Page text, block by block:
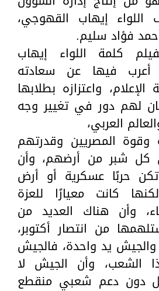
اللواء إيهاب القهوجي،
فؤاد سليم.
كلمة اللواء إيهاب
أعرب فيها عن سعادته
واعتزازه بطلابها
لهم دور في تغيير وجه
العربي،
وقوة المصريين وقدرتهم
كل شبر من أرضهم، وأن
حربًا عسكرية أو أرض
كانت معيارًا للعزة
وأن هناك العديد من
من انتصار أكتوبر،
يد واحدة، فالجيش
الشعب، وأن الجيش لا
دون دعم شعبي منقطع